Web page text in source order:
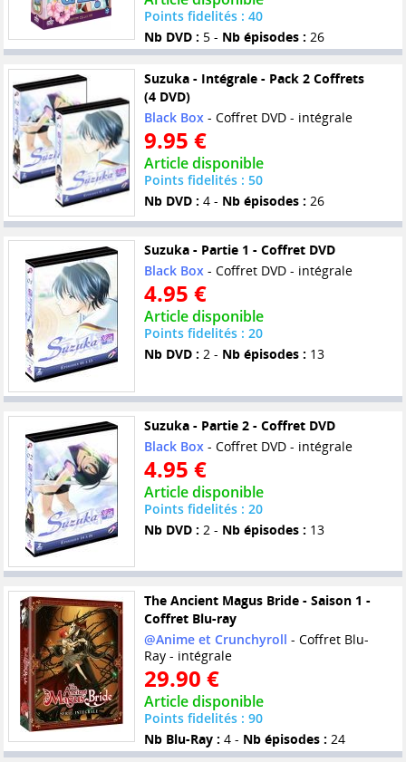
Points fidelités : 40
Nb DVD : 5 - Nb épisodes : 26
Suzuka - Intégrale - Pack 2 Coffrets
(4 DVD)
Black Box - Coffret DVD - intégrale
9.95 €
Article disponible
Points fidelités : 50
Nb DVD : 4 - Nb épisodes : 26
Suzuka - Partie 1 - Coffret DVD
Black Box- Coffret DVD - intégrale
4.95 €
Article disponible
Points fidelités : 20
Nb DVD : 2 - Nb épisodes : 13
Suzuka - Partie 2 - Coffret DVD
Black Box - Coffret DVD - intégrale
4.95 €
Article disponible
Points fidelités : 20
Nb DVD : 2 - Nb épisodes : 13
The Ancient Magus Bride - Saison 1 -
Coffret Blu-ray
@Anime et Crunchyroll - Coffret Blu-
Ray - intégrale
29.90 €
Article disponible
Points fidelités : 90
Nb Blu-Ray : 4 - Nb épisodes : 24